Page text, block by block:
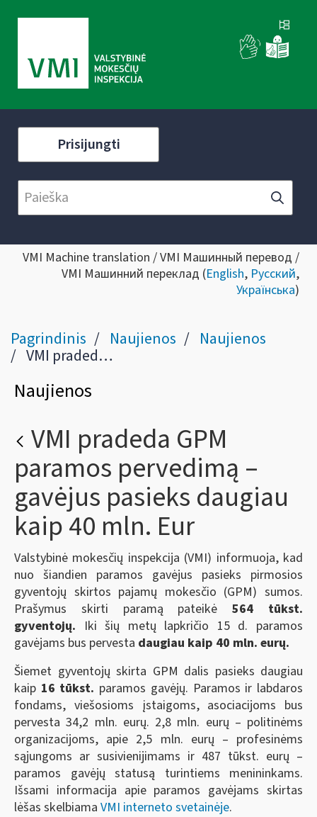
Prisijungti
VMI Machine translation / VMI Машинный перевод /
VMI Машинний переклад (English, Русский,
Українська)
Pagrindinis Naujienos Naujienos
VMI pradeda GPM paramos pervedimą – gavėjus pasieks daugiau kaip 40 mln. Eur
Naujienos
VMI pradeda GPM
paramos pervedimą –
gavėjus pasieks daugiau
kaip 40 mln. Eur
Valstybinė mokesčių inspekcija (VMI) informuoja, kad
nuo šiandien paramos gavėjus pasieks pirmosios
gyventojų skirtos pajamų mokesčio (GPM) sumos.
Prašymus skirti paramą pateikė564 tūkst.
gyventojų. Iki šių metų lapkričio 15 d. paramos
gavėjams bus pervesta daugiau kaip 40 mln. eurų.
Šiemet gyventojų skirta GPM dalis pasieks daugiau
kaip 16 tūkst. paramos gavėjų. Paramos ir labdaros
fondams, viešosioms įstaigoms, asociacijoms bus
pervesta 34,2 mln. eurų. 2,8 mln. eurų – politinėms
organizacijoms, apie 2,5 mln. eurų – profesinėms
sąjungoms ar susivienijimams ir 487 tūkst. eurų –
paramos gavėjų statusą turintiems menininkams.
Išsami informacija apie paramos gavėjams skirtas
lėšas skelbiama VMI interneto svetainėje.